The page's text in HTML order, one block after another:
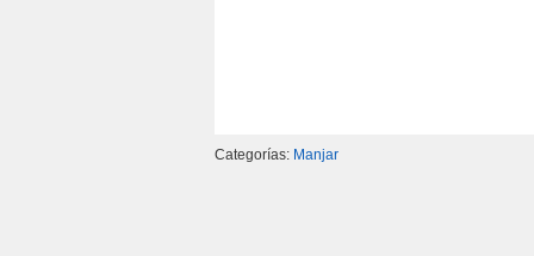
Categorías: Manjar